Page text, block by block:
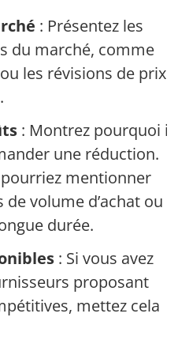
: Présentez les
du marché, comme
les révisions de prix
: Montrez pourquoi il
une réduction.
mentionner
volume d’achat ou
durée.
: Si vous avez
proposant
mettez cela